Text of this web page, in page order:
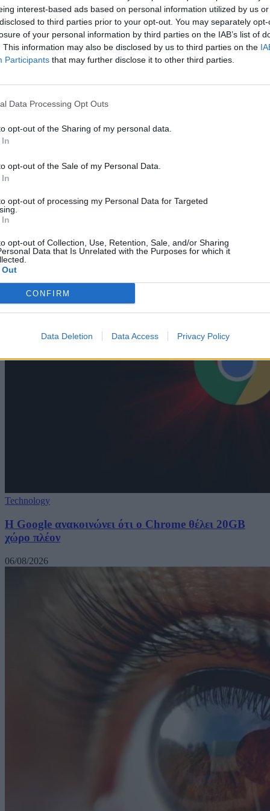
interest-based ads based on personal information utilized by us
to third parties prior to your opt-out. You may separately
of your personal information by third parties on the IAB’s list of
This information may also be disclosed by us to third parties on the
Participants that may further disclose it to other third parties.
Data Processing Opt Outs
opt-out of the Sharing of my personal data.
opt-out of the Sale of my Personal Data.
opt-out of processing my Personal Data for Targeted
opt-out of Collection, Use, Retention, Sale, and/or Sharing
Data that Is Unrelated with the Purposes for which it
CONFIRM
Data Deletion Data Access Privacy Policy
Όνομα*
Email*
data is processed.
Continue Reading
More Stories
Technology
Η Google ανακοινώνει ότι ο Chrome θέλει 20GB
χώρο πλέον
06/08/2026